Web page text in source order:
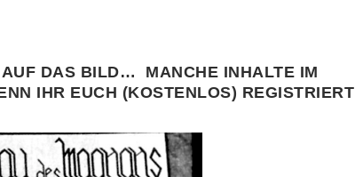
DAS BILD… MANCHE INHALTE IM
IHR EUCH (KOSTENLOS) REGISTRIERT